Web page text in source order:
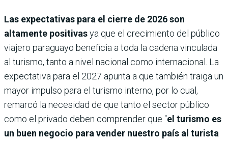
Las expectativas para el cierre de 2026 son
altamente positivasya que el crecimiento del público
viajero paraguayo beneficia a toda la cadena vinculada
al turismo, tanto a nivel nacional como internacional. La
expectativa para el 2027 apunta a que también traiga un
mayor impulso para el turismo interno, por lo cual,
remarcó la necesidad de que tanto el sector público
como el privado deben comprender que “el turismo es
un buen negocio para vender nuestro país al turista